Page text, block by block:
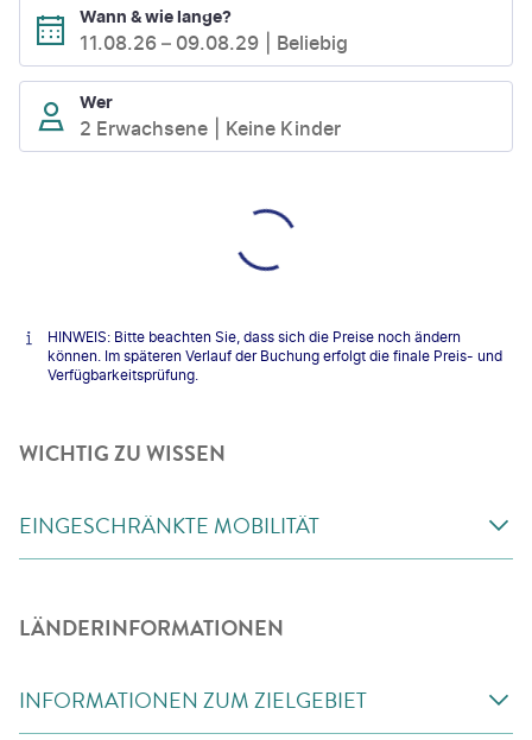
Wann & wie lange?
11.08.26 – 09.08.29 Beliebig
Wer
2 Erwachsene Keine Kinder
HINWEIS: Bitte beachten Sie, dass sich die Preise noch ändern
können. Im späteren Verlauf der Buchung erfolgt die finale Preis- und
Verfügbarkeitsprüfung.
WICHTIG ZU WISSEN
EINGESCHRÄNKTE MOBILITÄT
LÄNDERINFORMATIONEN
INFORMATIONEN ZUM ZIELGEBIET